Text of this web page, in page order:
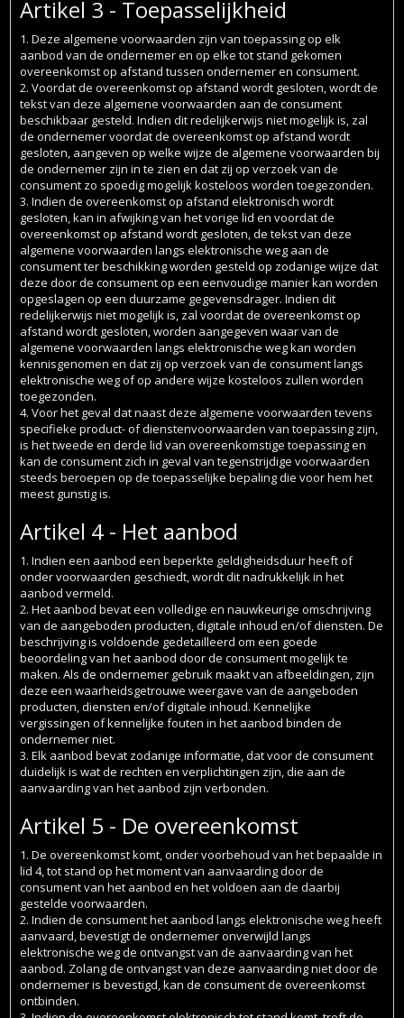
Artikel 3 - Toepasselijkheid
1. Deze algemene voorwaarden zijn van toepassing op elk
aanbod van de ondernemer en op elke tot stand gekomen
overeenkomst op afstand tussen ondernemer en consument.
2. Voordat de overeenkomst op afstand wordt gesloten, wordt de
tekst van deze algemene voorwaarden aan de consument
beschikbaar gesteld. Indien dit redelijkerwijs niet mogelijk is, zal
de ondernemer voordat de overeenkomst op afstand wordt
gesloten, aangeven op welke wijze de algemene voorwaarden bij
de ondernemer zijn in te zien en dat zij op verzoek van de
consument zo spoedig mogelijk kosteloos worden toegezonden.
3. Indien de overeenkomst op afstand elektronisch wordt
gesloten, kan in afwijking van het vorige lid en voordat de
overeenkomst op afstand wordt gesloten, de tekst van deze
algemene voorwaarden langs elektronische weg aan de
consument ter beschikking worden gesteld op zodanige wijze dat
deze door de consument op een eenvoudige manier kan worden
opgeslagen op een duurzame gegevensdrager. Indien dit
redelijkerwijs niet mogelijk is, zal voordat de overeenkomst op
afstand wordt gesloten, worden aangegeven waar van de
algemene voorwaarden langs elektronische weg kan worden
kennisgenomen en dat zij op verzoek van de consument langs
elektronische weg of op andere wijze kosteloos zullen worden
toegezonden.
4. Voor het geval dat naast deze algemene voorwaarden tevens
specifieke product- of dienstenvoorwaarden van toepassing zijn,
is het tweede en derde lid van overeenkomstige toepassing en
kan de consument zich in geval van tegenstrijdige voorwaarden
steeds beroepen op de toepasselijke bepaling die voor hem het
meest gunstig is.
Artikel 4 - Het aanbod
1. Indien een aanbod een beperkte geldigheidsduur heeft of
onder voorwaarden geschiedt, wordt dit nadrukkelijk in het
aanbod vermeld.
2. Het aanbod bevat een volledige en nauwkeurige omschrijving
van de aangeboden producten, digitale inhoud en/of diensten. De
beschrijving is voldoende gedetailleerd om een goede
beoordeling van het aanbod door de consument mogelijk te
maken. Als de ondernemer gebruik maakt van afbeeldingen, zijn
deze een waarheidsgetrouwe weergave van de aangeboden
producten, diensten en/of digitale inhoud. Kennelijke
vergissingen of kennelijke fouten in het aanbod binden de
ondernemer niet.
3. Elk aanbod bevat zodanige informatie, dat voor de consument
duidelijk is wat de rechten en verplichtingen zijn, die aan de
aanvaarding van het aanbod zijn verbonden.
Artikel 5 - De overeenkomst
1. De overeenkomst komt, onder voorbehoud van het bepaalde in
lid 4, tot stand op het moment van aanvaarding door de
consument van het aanbod en het voldoen aan de daarbij
gestelde voorwaarden.
2. Indien de consument het aanbod langs elektronische weg heeft
aanvaard, bevestigt de ondernemer onverwijld langs
elektronische weg de ontvangst van de aanvaarding van het
aanbod. Zolang de ontvangst van deze aanvaarding niet door de
ondernemer is bevestigd, kan de consument de overeenkomst
ontbinden.